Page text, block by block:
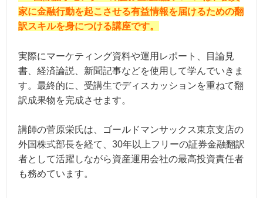
家に金融行動を起こさせる有益情報を届けるための翻
訳スキルを身につける講座です。
実際にマーケティング資料や運用レポート、目論見
書、経済論説、新聞記事などを使用して学んでいきま
す。最終的に、受講生でディスカッションを重ねて翻
訳成果物を完成させます。
講師の菅原栄氏は、ゴールドマンサックス東京支店の
外国株式部長を経て、30年以上フリーの証券金融翻訳
者として活躍しながら資産運用会社の最高投資責任者
も務めています。